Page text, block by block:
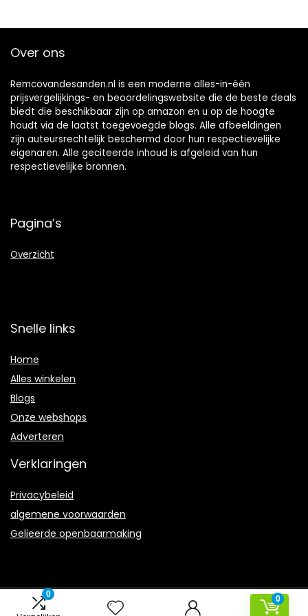
0
0
Over ons
Remcovandesanden.nl is een moderne alles-in-één
prijsvergelijkings- en beoordelingswebsite die de beste deals
biedt die beschikbaar zijn op amazon en u op de hoogte
houdt via de laatst toegevoegde blogs. Alle afbeeldingen
zijn auteursrechtelijk beschermd door hun respectievelijke
eigenaren. Alle geciteerde inhoud is afgeleid van hun
respectievelijke bronnen.
Pagina’s
Overzicht
Snelle links
Home
Alles winkelen
Blogs
Onze webshops
Adverteren
Verklaringen
Privacybeleid
algemene voorwaarden
Gelieerde openbaarmaking
2021 © Remcovandesanden.nl Alle rechten voorbehouden